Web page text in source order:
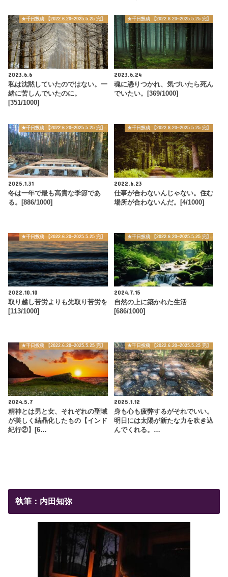
★千日投稿 【2022.6.20~2025.5.25 完】
2023.6.6
私は沈黙していたのではない。一
緒に苦しんでいたのに。
[351/1000]
★千日投稿 【2022.6.20~2025.5.25 完】
2023.6.24
魂に憑りつかれ、気づいたら死ん
でいたい。[369/1000]
★千日投稿 【2022.6.20~2025.5.25 完】
2025.1.31
冬は一年で最も高貴な季節であ
る。[886/1000]
★千日投稿 【2022.6.20~2025.5.25 完】
2022.6.23
仕事が合わないんじゃない。住む
場所が合わないんだ。[4/1000]
★千日投稿 【2022.6.20~2025.5.25 完】
2022.10.10
取り越し苦労よりも先取り苦労を
[113/1000]
★千日投稿 【2022.6.20~2025.5.25 完】
2024.7.15
自然の上に築かれた生活
[686/1000]
★千日投稿 【2022.6.20~2025.5.25 完】
2024.5.7
精神とは男と女、それぞれの聖域
が美しく結晶化したもの【インド
紀行②】[6…
★千日投稿 【2022.6.20~2025.5.25 完】
2025.1.12
身も心も疲弊するがそれでいい。
明日には太陽が新たな力を吹き込
んでくれる。…
執筆：内田知弥